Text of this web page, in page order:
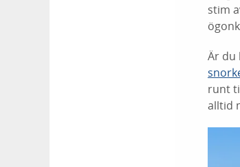
stim
Är du
runt
alltid